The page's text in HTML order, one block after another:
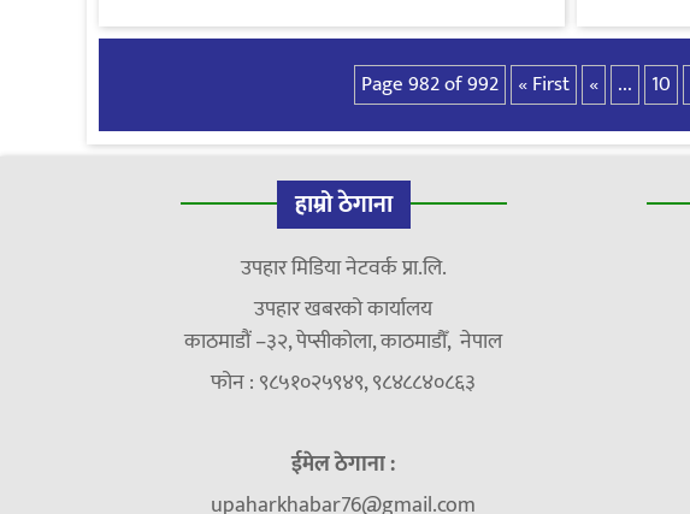
Page 982 of 992 « First « ... 10
हाम्रो ठेगाना
उपहार मिडिया नेटवर्क प्रा.लि.
उपहार खबरको कार्यालय
काठमाडौं –३२, पेप्सीकोला, काठमाडौँ, नेपाल
फोन : ९८५१०२५९४९, ९८४८८४०८६३
ईमेल ठेगाना :
upaharkhabar76@gmail.com